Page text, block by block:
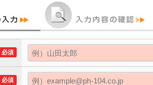
必須
必須